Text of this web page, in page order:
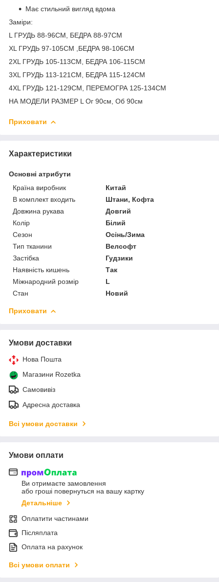
Має стильний вигляд вдома
Заміри:
L ГРУДЬ 88-96СМ, БЕДРА 88-97СМ
XL ГРУДЬ 97-105СМ ,БЕДРА 98-106СМ
2XL ГРУДЬ 105-113СМ, БЕДРА 106-115СМ
3XL ГРУДЬ 113-121СМ, БЕДРА 115-124СМ
4XL ГРУДЬ 121-129СМ, ПЕРЕМОГРА 125-134СМ
НА МОДЕЛИ РАЗМЕР L Ог 90см, Об 90см
Приховати
Характеристики
Основні атрибути
Країна виробник
Китай
В комплект входить
Штани, Кофта
Довжина рукава
Довгий
Колір
Білий
Сезон
Осінь/Зима
Тип тканини
Велсофт
Застібка
Гудзики
Наявність кишень
Так
Міжнародний розмір
L
Стан
Новий
Приховати
Умови доставки
Нова Пошта
Магазини Rozetka
Самовивіз
Адресна доставка
Всі умови доставки
Умови оплати
Ви отримаєте замовлення
або гроші повернуться на вашу картку
Детальніше
Оплатити частинами
Післяплата
Оплата на рахунок
Всі умови оплати